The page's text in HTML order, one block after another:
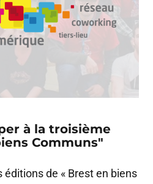
à la troisième
Communs"
de « Brest en biens